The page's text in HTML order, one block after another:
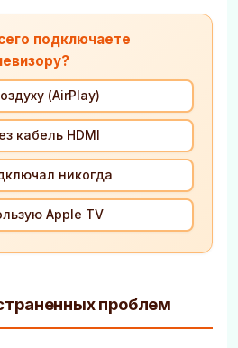
подключаете
(AirPlay)
кабель HDMI
никогда
Apple TV
проблем